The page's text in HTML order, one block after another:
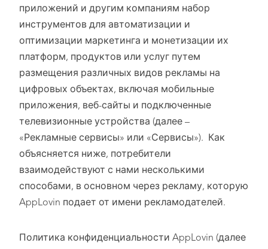
приложений и другим компаниям набор
инструментов для автоматизации и
оптимизации маркетинга и монетизации их
платформ, продуктов или услуг путем
размещения различных видов рекламы на
цифровых объектах, включая мобильные
приложения, веб-сайты и подключенные
телевизионные устройства (далее –
«Рекламные сервисы» или «Сервисы»). Как
объясняется ниже, потребители
взаимодействуют с нами несколькими
способами, в основном через рекламу, которую
AppLovin подает от имени рекламодателей.
Политика конфиденциальности AppLovin (далее